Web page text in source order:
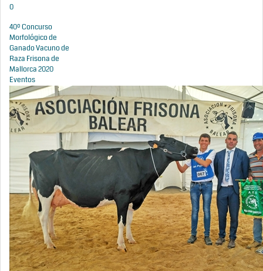
0
40º Concurso
Morfológico de
Ganado Vacuno de
Raza Frisona de
Mallorca 2020
Eventos